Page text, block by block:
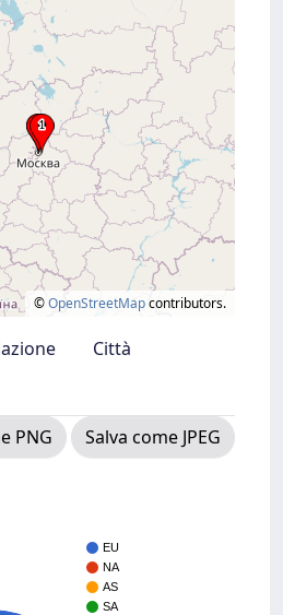
©OpenStreetMapcontributors.
Città
PNG
Salva come JPEG
EU
NA
AS
SA